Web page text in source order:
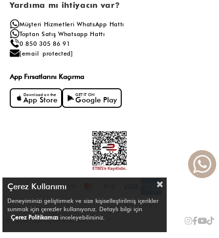
Yardıma mı ihtiyacın var?
Müşteri Hizmetleri WhatsApp Hattı
Toptan Satış Whatsapp Hattı
0 850 305 86 91
[email protected]
App Fırsatlarını Kaçırma
Download on the
App Store
GET IT ON
Google Play
© Shule. All right reserved.
Çerez Kullanımı
Deneyiminizi geliştirmek ve size kişiselleştirilmiş içerikler
sunmak için çerezler kullanıyoruz. Detaylı bilgi için
Çerez Politikamızı inceleyebilirsiniz.